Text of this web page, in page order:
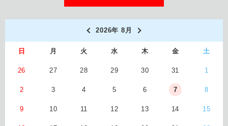
2026年 8月
日 月 火 水 木 金 土
26 27 28 29 30 31 1
2 3 4 5 6 7 8
9 10 11 12 13 14 15